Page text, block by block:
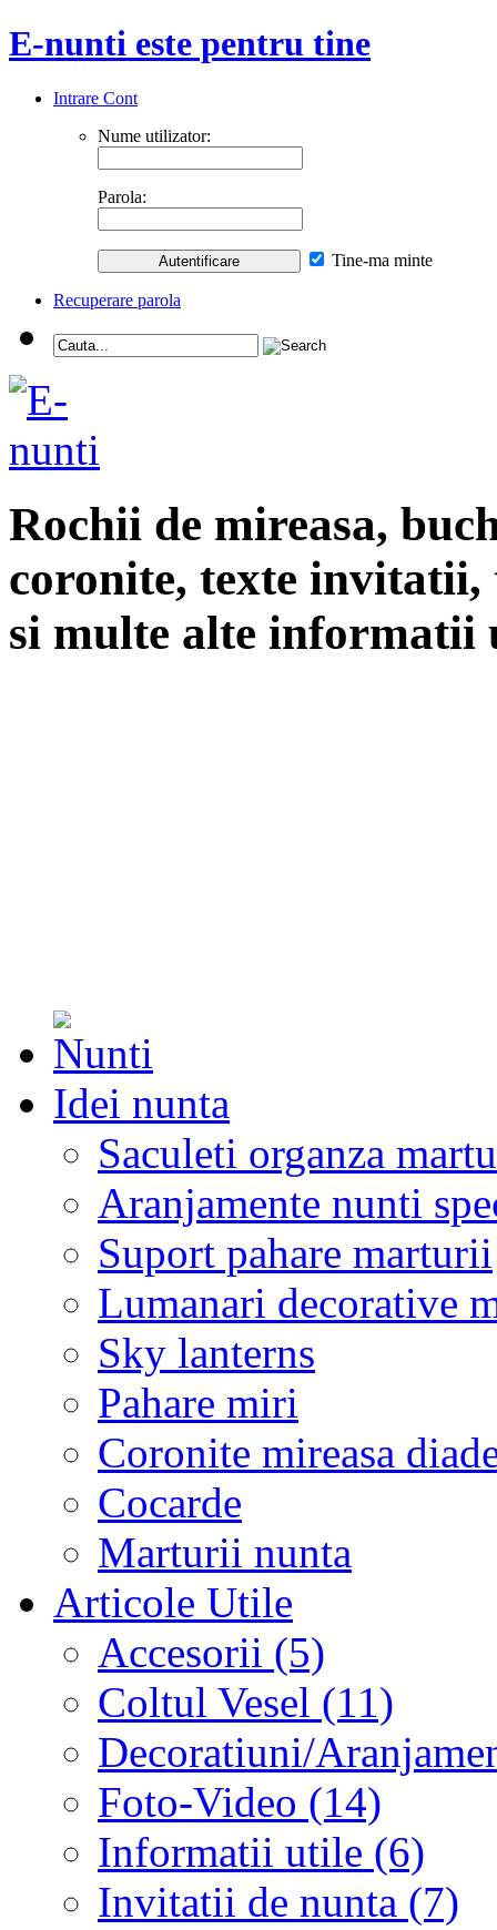
E-nunti este pentru tine
Intrare Cont
Nume utilizator:
Parola:
Tine-ma minte
Recuperare parola
Rochii de mireasa,
coronite, texte
si multe alte informatii
Idei nunta
Saculeti organza
Aranjamente nunti
Suport pahare marturii
Lumanari decorative
Sky lanterns
Pahare miri
Coronite mireasa
Cocarde
Marturii nunta
Articole Utile
Accesorii (5)
Coltul Vesel (11)
Decoratiuni/
Foto-Video (14)
Informatii utile (6)
Invitatii de nunta (7)